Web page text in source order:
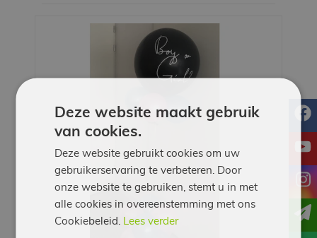
zoekenDeze website maakt gebruik
van cookies.
Deze website gebruikt cookies om uw
gebruikerservaring te verbeteren. Door
onze website te gebruiken, stemt u in met
alle cookies in overeenstemming met ons
Cookiebeleid. Lees verder